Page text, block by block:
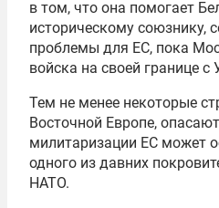
в том, что она помогает
историческому союзнику,
проблемы для ЕС, пока
войска на своей границе с
Тем не менее некоторые
Восточной Европе,
милитаризации ЕС может
одного из давних
НАТО.